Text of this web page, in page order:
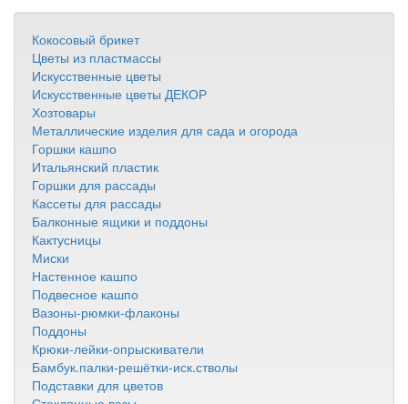
Кокосовый брикет
Цветы из пластмассы
Искусственные цветы
Искусственные цветы ДЕКОР
Хозтовары
Металлические изделия для сада и огорода
Горшки кашпо
Итальянский пластик
Горшки для рассады
Кассеты для рассады
Балконные ящики и поддоны
Кактусницы
Миски
Настенное кашпо
Подвесное кашпо
Вазоны-рюмки-флаконы
Поддоны
Крюки-лейки-опрыскиватели
Бамбук.палки-решётки-иск.стволы
Подставки для цветов